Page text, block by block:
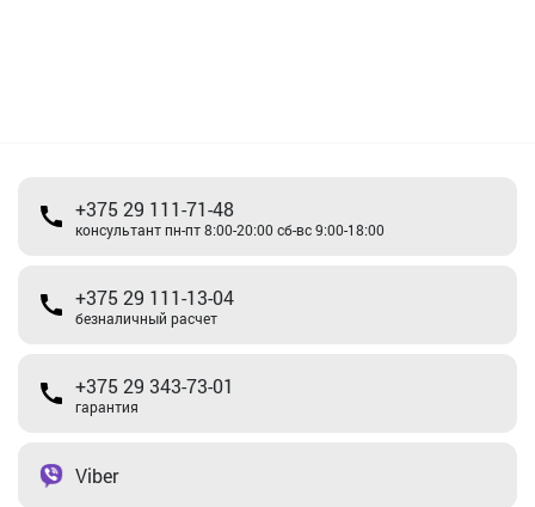
+375 29 111-71-48
консультант пн-пт 8:00-20:00 сб-вс 9:00-18:00
+375 29 111-13-04
безналичный расчет
+375 29 343-73-01
гарантия
Viber